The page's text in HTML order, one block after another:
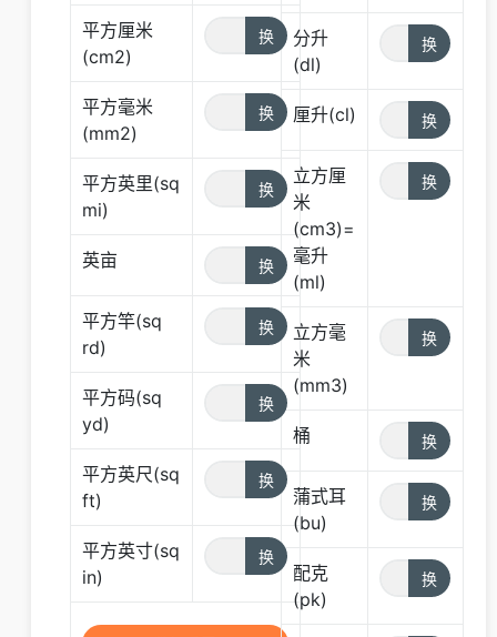
平方厘米
(cm2)
平方毫米
(mm2)
平方英里(sq
mi)
英亩
平方竿(sq
rd)
平方码(sq
yd)
平方英尺(sq
ft)
平方英寸(sq
in)
分升
(dl)
厘升(cl)
立方厘
米
(cm3)=
毫升
(ml)
立方毫
米
(mm3)
桶
蒲式耳
(bu)
配克
(pk)